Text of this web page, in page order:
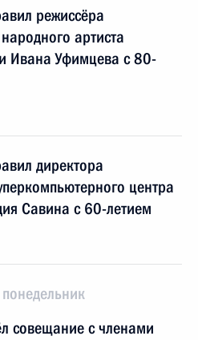
режиссёра
артиста
Ивана Уфимцева с 80-
директора
центра
Савина с 60-летием
совещание с членами